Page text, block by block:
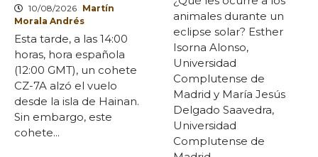
10/08/2026 Martín
Morala Andrés
Esta tarde, a las 14:00
horas, hora española
(12:00 GMT), un cohete
CZ-7A alzó el vuelo
desde la isla de Hainan.
Sin embargo, este
cohete...
animales durante un
eclipse solar? Esther
Isorna Alonso,
Universidad
Complutense de
Madrid y María Jesús
Delgado Saavedra,
Universidad
Complutense de